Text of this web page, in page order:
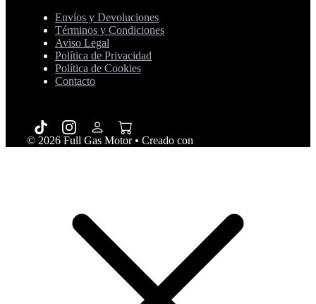
Envíos y Devoluciones
Términos y Condiciones
Aviso Legal
Política de Privacidad
Política de Cookies
Contacto
© 2026 Full Gas Motor• Creado con